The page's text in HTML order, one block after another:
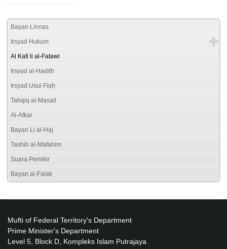
Bayan Linnas
Irsyad Hukum
Al Kafi li al-Fatawi
Irsyad al-Hadith
Irsyad Usul Fiqh
Tahqiq al-Masail
Al-Afkar
Bayan Li al-Haj
Tashih al-Mafahim
Suara Pemikir
Bayan al-Falak
Mufti of Federal Territory's Department
Prime Minister's Department
Level 5, Block D, Kompleks Islam Putrajaya